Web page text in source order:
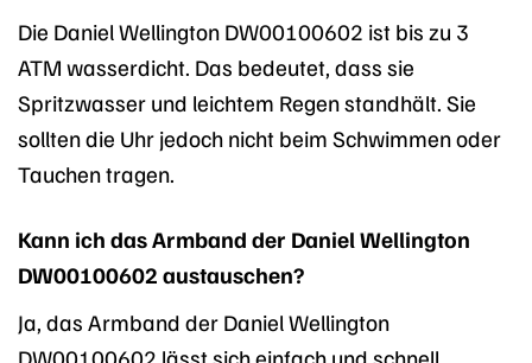
Die Daniel Wellington DW00100602 ist bis zu 3
ATM wasserdicht. Das bedeutet, dass sie
Spritzwasser und leichtem Regen standhält. Sie
sollten die Uhr jedoch nicht beim Schwimmen oder
Tauchen tragen.
Kann ich das Armband der Daniel Wellington
DW00100602 austauschen?
Ja, das Armband der Daniel Wellington
DW00100602 lässt sich einfach und schnell